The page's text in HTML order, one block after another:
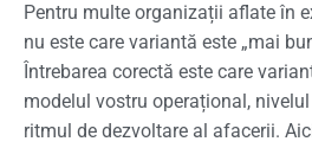
Pentru multe organizații aflate în
nu este care variantă este „mai
Întrebarea corectă este care
modelul vostru operațional,
ritmul de dezvoltare al afacerii.